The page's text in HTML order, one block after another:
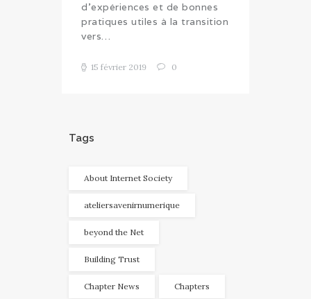
d’expériences et de bonnes
pratiques utiles à la transition
vers…
15 février 2019 0
Tags
About Internet Society
ateliersavenirnumerique
beyond the Net
Building Trust
Chapter News Chapters